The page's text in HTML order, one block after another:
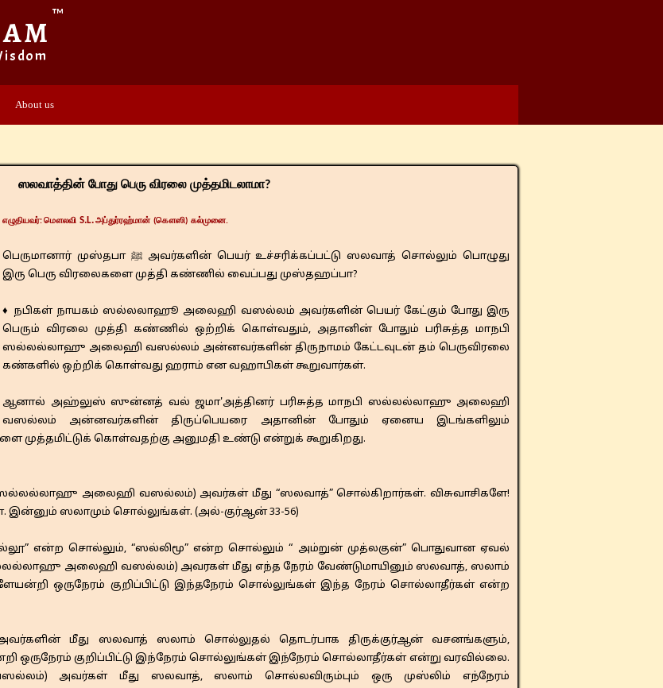
About us
™
ஸலவாத்தின் போது பெரு விரலை முத்தமிடலாமா?
​எழுதியவர்: மௌலவி S.L.அப்துர்ரஹ்மான் (கௌஸி) கல்முனை.
பெருமானார் முஸ்தபா ﷺ அவர்களின் பெயர் உச்சரிக்கப்பட்டு ஸலவாத் சொல்லும் பொழுது
இரு பெரு விரலைகளை முத்தி கண்ணில் வைப்பது முஸ்தஹப்பா?
♦ நபிகள் நாயகம் ஸல்லலாஹூ அலைஹி வஸல்லம் அவர்களின் பெயர் கேட்கும் போது இரு
பெரும் விரலை முத்தி கண்ணில் ஒற்றிக் கொள்வதும், அதானின் போதும் பரிசுத்த மாநபி
ஸல்லல்லாஹு அலைஹி வஸல்லம் அன்னவர்களின் திருநாமம் கேட்டவுடன் தம் பெருவிரலை
கண்களில் ஒற்றிக் கொள்வது ஹராம் என வஹாபிகள் கூறுவார்கள்.
​​ஆனால் அஹ்லுஸ் ஸுன்னத் வல் ஜமா'அத்தினர் பரிசுத்த மாநபி ஸல்லல்லாஹு அலைஹி
வஸல்லம் அன்னவர்களின் திருப்பெயரை அதானின் போதும் ஏனைய இடங்களிலும்
முத்தமிட்டுக் கொள்வதற்கு அனுமதி உண்டு என்றுக் கூறுகிறது.
அலைஹி வஸல்லம்) அவர்கள் மீது “ஸலவாத்” சொல்கிறார்கள். விசுவாசிகளே!
ஸலாமும் சொல்லுங்கள். (அல்-குர்ஆன் 33-56)
என்ற சொல்லும், “ஸல்லிமூ” என்ற சொல்லும் “ அம்றுன் முத்லகுன்” பொதுவான ஏவல்
அலைஹி வஸல்லம்) அவரகள் மீது எந்த நேரம் வேண்டுமாயினும் ஸலவாத், ஸலாம்
ஒருநேரம் குறிப்பிட்டு இந்தநேரம் சொல்லுங்கள் இந்த நேரம் சொல்லாதீர்கள் என்ற
மீது ஸலவாத் ஸலாம் சொல்லுதல் தொடர்பாக திருக்குர்ஆன் வசனங்களும்,
குறிப்பிட்டு இந்நேரம் சொல்லுங்கள் இந்நேரம் சொல்லாதீர்கள் என்று வரவில்லை.
அவர்கள் மீது ஸலவாத், ஸலாம் சொல்லவிரும்பும் ஒரு முஸ்லிம் எந்நேரம்